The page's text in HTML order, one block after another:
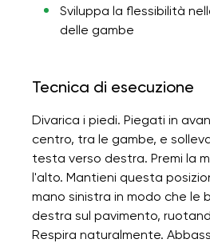
Sviluppa la flessibilità
delle gambe
Tecnica di esecuzione
Divarica i piedi. Piegati in
centro, tra le gambe, e
testa verso destra. Premi la
l'alto. Mantieni questa
mano sinistra in modo che le
destra sul pavimento,
Respira naturalmente.